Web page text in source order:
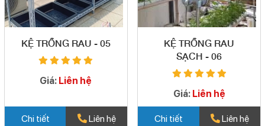
KỆ TRỒNG RAU - 05
Giá: Liên hệ
Chi tiết Liên hệ
KỆ TRỒNG RAU
SẠCH - 06
Giá: Liên hệ
Chi tiết Liên hệ